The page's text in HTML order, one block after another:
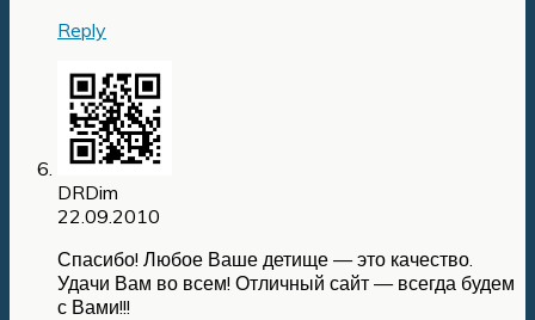
Reply
DRDim
22.09.2010
Спасибо! Любое Ваше детище — это качество.
Удачи Вам во всем! Отличный сайт — всегда будем
с Вами!!!